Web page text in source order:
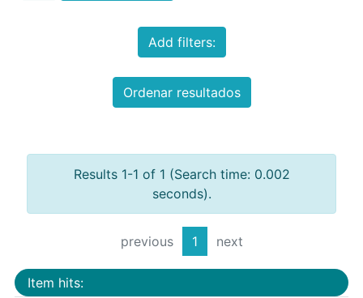
Add filters:
Ordenar resultados
Results 1-1 of 1 (Search time: 0.002
seconds).
previous 1 next
Item hits: